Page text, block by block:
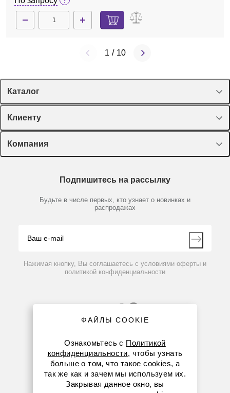
1 / 10
Каталог
Спецпредложения
Оборудование, приборы
Пластик, стекло, принадлежности
Химические реактивы, препараты, наборы
Производители
Клиенту
Лекторий Диаэм
Доставка и оплата
Мобильное приложение
Компания
Партнеры
Контакты
Подпишитесь на рассылку
Будьте в числе первых, кто узнает о новинках и
распродажах
Нажимая кнопку, Вы соглашаетесь с условиями оферты и
политикой конфиденциальности
8 (800) 234-05-08
8-863-303-55-00
ФАЙЛЫ COOKIE
Ознакомьтесь с Политикой
конфиденциальности, чтобы узнать
больше о том, что такое cookies, а
так же как и зачем мы используем их.
Закрывая данное окно, вы